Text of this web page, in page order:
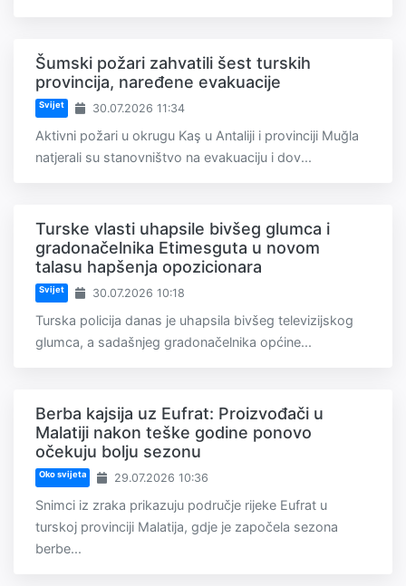
Šumski požari zahvatili šest turskih
provincija, naređene evakuacije
Svijet 30.07.2026 11:34
Aktivni požari u okrugu Kaş u Antaliji i provinciji Muğla
natjerali su stanovništvo na evakuaciju i dov...
Turske vlasti uhapsile bivšeg glumca i
gradonačelnika Etimesguta u novom
talasu hapšenja opozicionara
Svijet 30.07.2026 10:18
Turska policija danas je uhapsila bivšeg televizijskog
glumca, a sadašnjeg gradonačelnika općine...
Berba kajsija uz Eufrat: Proizvođači u
Malatiji nakon teške godine ponovo
očekuju bolju sezonu
Oko svijeta 29.07.2026 10:36
Snimci iz zraka prikazuju područje rijeke Eufrat u
turskoj provinciji Malatija, gdje je započela sezona
berbe...